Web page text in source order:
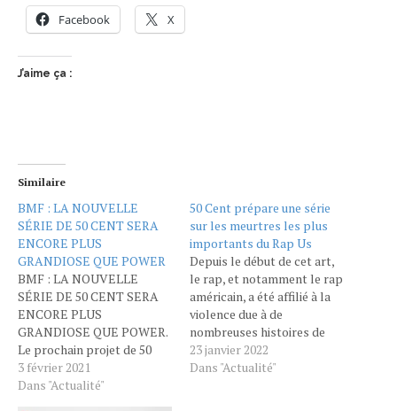
Facebook X
J’aime ça :
Similaire
BMF : LA NOUVELLE
SÉRIE DE 50 CENT SERA
ENCORE PLUS
GRANDIOSE QUE POWER
BMF : LA NOUVELLE
SÉRIE DE 50 CENT SERA
ENCORE PLUS
GRANDIOSE QUE POWER.
Le prochain projet de 50
Cent pourrait étonner à
bien des égards. Baptisé
3 février 2021
Dans "Actualité"
50 Cent prépare une série
sur les meurtres les plus
importants du Rap Us
Depuis le début de cet art,
le rap, et notamment le rap
américain, a été affilié à la
violence due à de
nombreuses histoires de
meurtres et à la disparition
de nombreux artistes.
23 janvier 2022
Dans "Actualité"